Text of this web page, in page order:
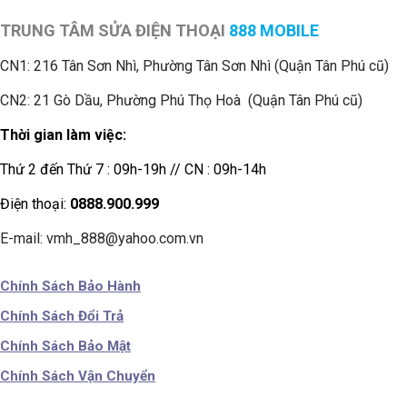
TRUNG TÂM SỬA ĐIỆN THOẠI 888 MOBILE
CN1: 216 Tân Sơn Nhì, Phường Tân Sơn Nhì (Quận Tân Phú cũ)
CN2: 21 Gò Dầu, Phường Phú Thọ Hoà (Quận Tân Phú cũ)
Thời gian làm việc:
Thứ 2 đến Thứ 7 : 09h-19h // CN : 09h-14h
Điện thoại: 0888.900.999
E-mail: vmh_888@yahoo.com.vn
Chính Sách Bảo Hành
Chính Sách Đổi Trả
Chính Sách Bảo Mật
Chính Sách Vận Chuyển